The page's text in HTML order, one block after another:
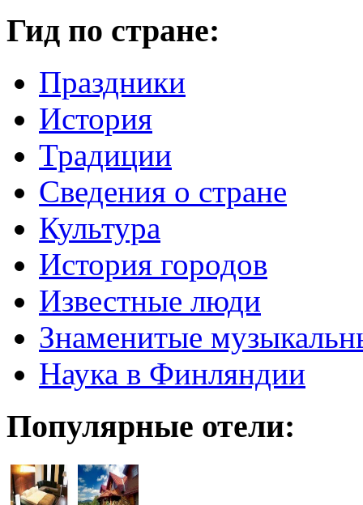
Гид по стране:
Праздники
История
Традиции
Cведения о стране
Культура
История городов
Известные люди
Знаменитые
Наука в Финляндии
Популярные отели: